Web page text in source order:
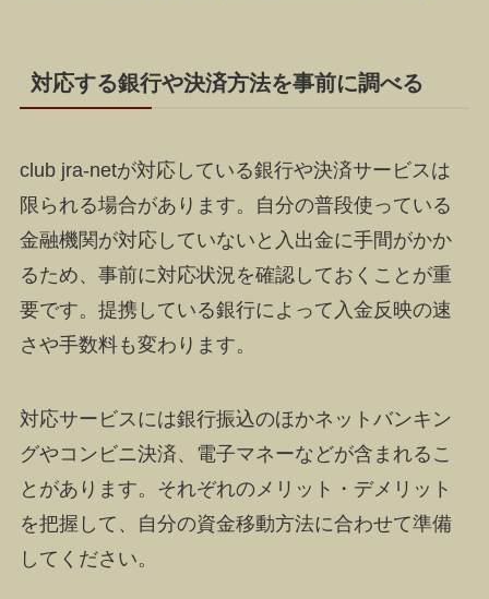
対応する銀行や決済方法を事前に調べる
club jra-netが対応している銀行や決済サービスは
限られる場合があります。自分の普段使っている
金融機関が対応していないと入出金に手間がかか
るため、事前に対応状況を確認しておくことが重
要です。提携している銀行によって入金反映の速
さや手数料も変わります。
対応サービスには銀行振込のほかネットバンキン
グやコンビニ決済、電子マネーなどが含まれるこ
とがあります。それぞれのメリット・デメリット
を把握して、自分の資金移動方法に合わせて準備
してください。